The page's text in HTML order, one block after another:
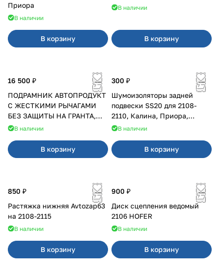
Приора
В наличии
В корзину
В наличии
В корзину
16 500 ₽
ПОДРАМНИК АВТОПРОДУКТ
С ЖЕСТКИМИ РЫЧАГАМИ
БЕЗ ЗАЩИТЫ НА ГРАНТА,
КАЛИНА, КАЛИНА 2 ПОСЛЕ
В наличии
В корзину
300 ₽
Шумоизоляторы задней
подвески SS20 для 2108-
2110, Калина, Приора,
Гранта
В наличии
В корзину
850 ₽
Растяжка нижняя Avtozap63
на 2108-2115
В наличии
В корзину
900 ₽
Диск сцепления ведомый
2106 HOFER
В наличии
В корзину